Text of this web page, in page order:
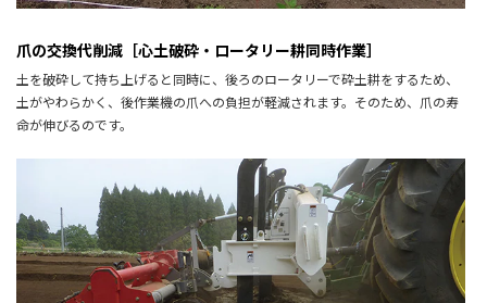
爪の交換代削減［心土破砕・ロータリー耕同時作業］
土を破砕して持ち上げると同時に、後ろのロータリーで砕土耕をするため、
土がやわらかく、後作業機の爪への負担が軽減されます。そのため、爪の寿
命が伸びるのです。